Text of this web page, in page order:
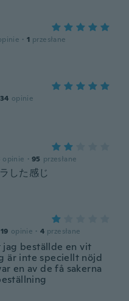
· 1 przesłane
34 opinie
opinie · 95 przesłane
した感じ
19 opinie · 4 przesłane
jag beställde en vit
är inte speciellt nöjd
en av de få sakerna